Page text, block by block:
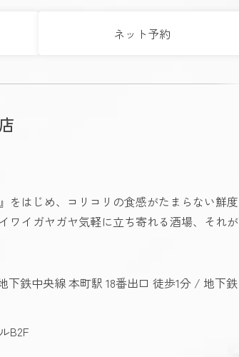
ネット予約
をはじめ、コリコリの食感がたまらない鮮度
ワイガヤガヤ気軽に立ち寄れる酒場、それが
鉄中央線 本町駅 18番出口 徒歩1分 / 地下鉄
B2F